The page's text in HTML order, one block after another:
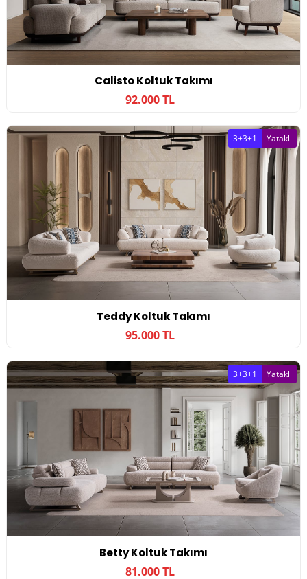
Calisto Koltuk Takımı
92.000 TL
Teddy Koltuk Takımı
95.000 TL
3+3+1 Yataklı
Betty Koltuk Takımı
81.000 TL
3+3+1 Yataklı